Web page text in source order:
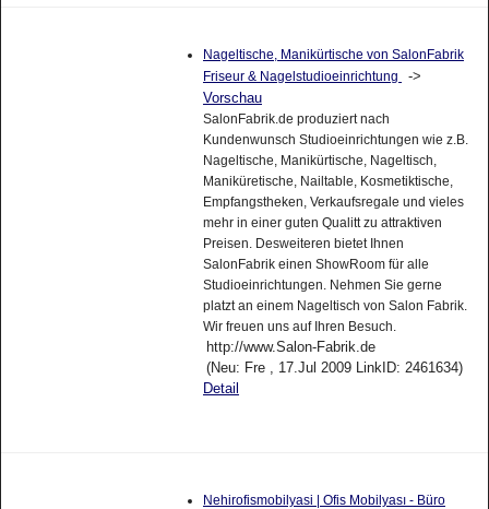
Nageltische, Manikürtische von SalonFabrik
Friseur & Nagelstudioeinrichtung
->
Vorschau
SalonFabrik.de produziert nach
Kundenwunsch Studioeinrichtungen wie z.B.
Nageltische, Manikürtische, Nageltisch,
Maniküretische, Nailtable, Kosmetiktische,
Empfangstheken, Verkaufsregale und vieles
mehr in einer guten Qualitt zu attraktiven
Preisen. Desweiteren bietet Ihnen
SalonFabrik einen ShowRoom für alle
Studioeinrichtungen. Nehmen Sie gerne
platzt an einem Nageltisch von Salon Fabrik.
Wir freuen uns auf Ihren Besuch.
http://www.Salon-Fabrik.de
(Neu: Fre , 17.Jul 2009 LinkID: 2461634)
Detail
Nehirofismobilyasi | Ofis Mobilyası - Büro